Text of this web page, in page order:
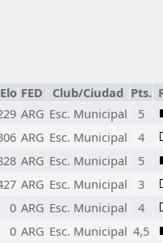
Elo FED Club/Ciudad Pts.
ARG Esc. Municipal
5
ARG Esc. Municipal
4
ARG Esc. Municipal
5
ARG Esc. Municipal
3
0 ARG Esc. Municipal
4
0 ARG Esc. Municipal 4,5